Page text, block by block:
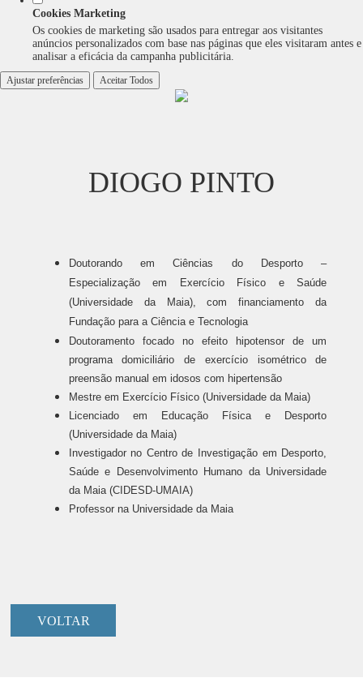
Cookies Marketing
Os cookies de marketing são usados para entregar aos visitantes
anúncios personalizados com base nas páginas que eles visitaram antes e
analisar a eficácia da campanha publicitária.
Ajustar preferências Aceitar Todos
DIOGO PINTO
Doutorando em Ciências do Desporto –
Especialização em Exercício Físico e Saúde
(Universidade da Maia), com financiamento da
Fundação para a Ciência e Tecnologia
Doutoramento focado no efeito hipotensor de um
programa domiciliário de exercício isométrico de
preensão manual em idosos com hipertensão
Mestre em Exercício Físico (Universidade da Maia)
Licenciado em Educação Física e Desporto
(Universidade da Maia)
Investigador no Centro de Investigação em Desporto,
Saúde e Desenvolvimento Humano da Universidade
da Maia (CIDESD-UMAIA)
Professor na Universidade da Maia
VOLTAR